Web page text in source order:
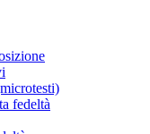
fedeltà